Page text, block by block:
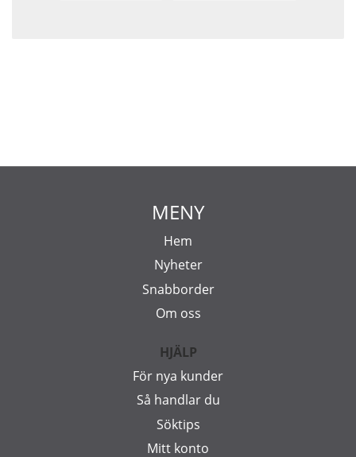
MENY
Hem
Nyheter
Snabborder
Om oss
HJÄLP
För nya kunder
Så handlar du
Söktips
Mitt konto